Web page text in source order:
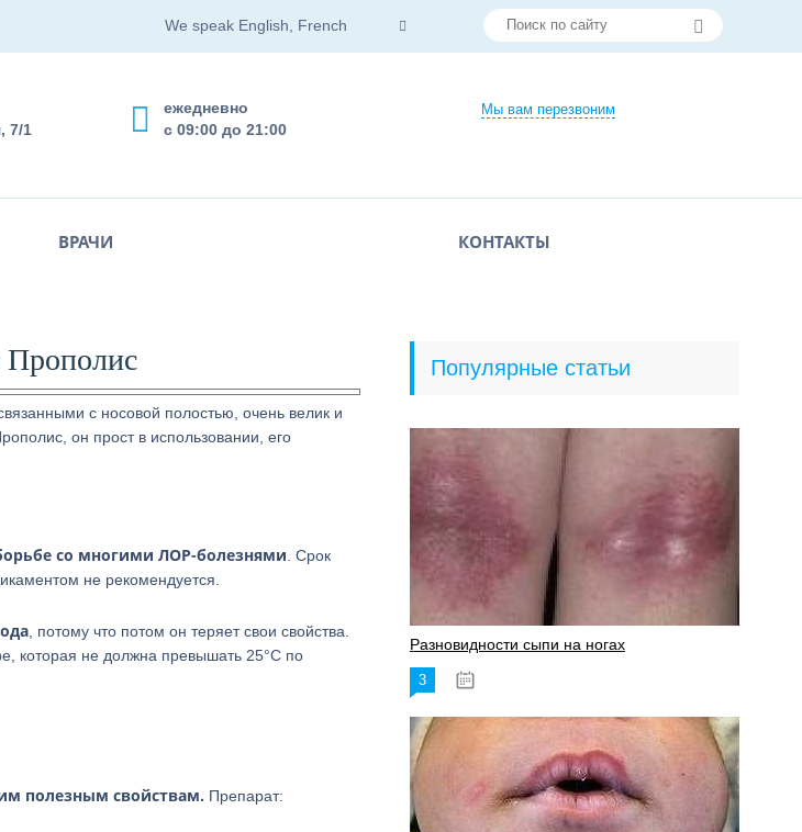
We speak English, French
Мы вам перезвоним
ежедневно
с 09:00 до 21:00
7/1
ВРАЧИ КОНТАКТЫ
Прополис
с носовой полостью, очень велик и
он прост в использовании, его
со многими ЛОР-болезнями . Срок
не рекомендуется.
, потому что потом он теряет свои свойства.
которая не должна превышать 25°С по
полезным свойствам. Препарат:
Популярные статьи
Разновидности сыпи на ногах
3